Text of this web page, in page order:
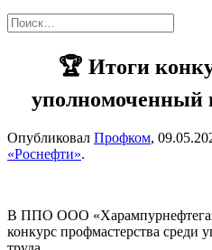
🏆 Итоги
уполномоченный
Опубликовал Профком,
«Роснефти».
В ППО ООО
конкурс профмастерства среди